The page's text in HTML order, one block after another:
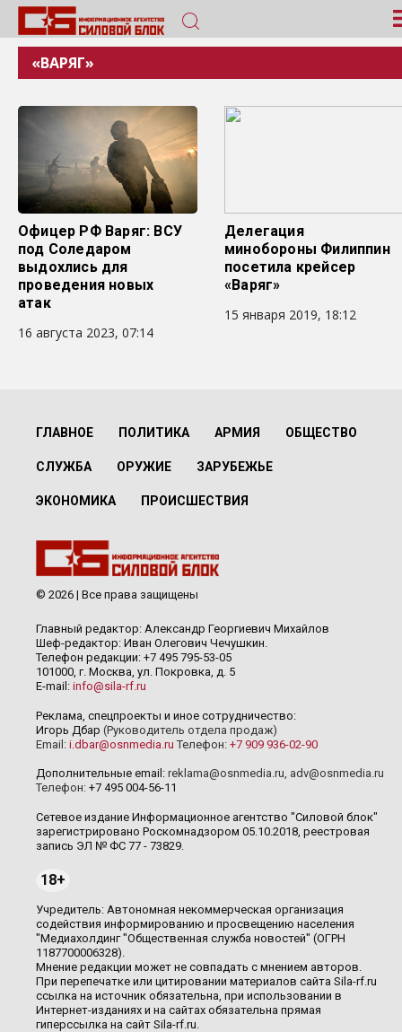
«ВАРЯГ»
Офицер РФ Варяг: ВСУ
под Соледаром
выдохлись для
проведения новых
атак
16 августа 2023, 07:14
Делегация
минобороны Филиппин
посетила крейсер
«Варяг»
15 января 2019, 18:12
ГЛАВНОЕ ПОЛИТИКА АРМИЯ ОБЩЕСТВО
СЛУЖБА ОРУЖИЕ ЗАРУБЕЖЬЕ
ЭКОНОМИКА ПРОИСШЕСТВИЯ
© 2026 | Все права защищены
Главный редактор: Александр Георгиевич Михайлов
Шеф-редактор: Иван Олегович Чечушкин.
Телефон редакции: +7 495 795-53-05
101000, г. Москва, ул. Покровка, д. 5
E-mail: info@sila-rf.ru
Реклама, спецпроекты и иное сотрудничество:
Игорь Дбар (Руководитель отдела продаж)
Email: i.dbar@osnmedia.ru Телефон: +7 909 936-02-90
Дополнительные email: reklama@osnmedia.ru, adv@osnmedia.ru
Телефон: +7 495 004-56-11
Сетевое издание Информационное агентство "Силовой блок"
зарегистрировано Роскомнадзором 05.10.2018, реестровая
запись ЭЛ № ФС 77 - 73829.
18+
Учредитель: Автономная некоммерческая организация
содействия информированию и просвещению населения
"Медиахолдинг "Общественная служба новостей" (ОГРН
1187700006328).
Мнение редакции может не совпадать с мнением авторов.
При перепечатке или цитировании материалов сайта Sila-rf.ru
ссылка на источник обязательна, при использовании в
Интернет-изданиях и на сайтах обязательна прямая
гиперссылка на сайт Sila-rf.ru.